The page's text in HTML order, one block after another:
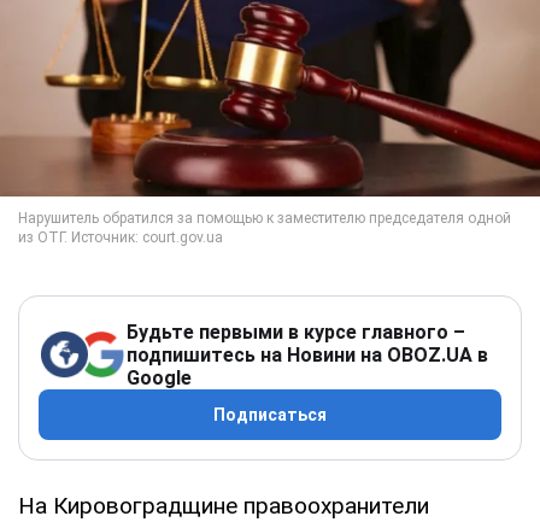
Будьте первыми в курсе главного –
подпишитесь на Новини на OBOZ.UA в
Google
Подписаться
На Кировоградщине правоохранители